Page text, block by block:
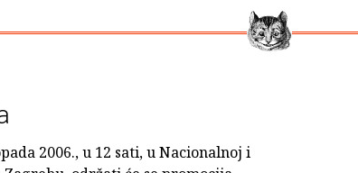
2006., u 12 sati, u Nacionalnoj i